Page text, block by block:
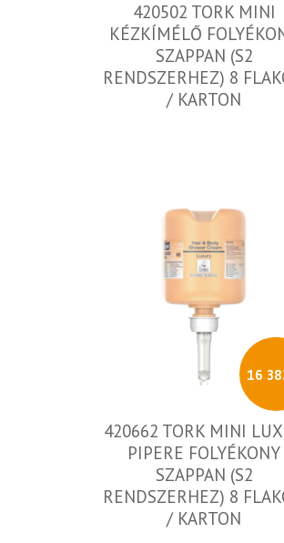
420502 TORK MINI
KÉZKÍMÉLŐ
SZAPPAN (S2
RENDSZERHEZ) 8
/ KARTON
16
420662 TORK MINI
PIPERE FOLYÉKONY
SZAPPAN (S2
RENDSZERHEZ) 8
/ KARTON